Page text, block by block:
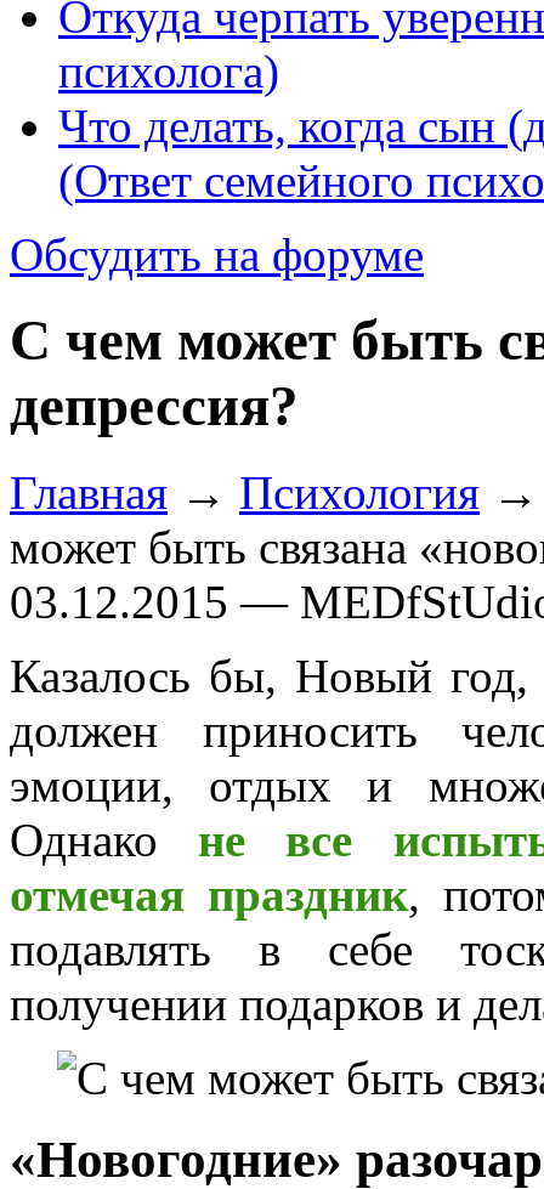
Откуда черпать
психолога)
Что делать, когда сын
(Ответ семейного
Обсудить на форуме
С чем может быть
депрессия?
Главная → Психология
может быть связана
03.12.2015 —
Казалось бы, Новый
должен приносить
эмоции, отдых и
Однако не все
отмечая праздник,
подавлять в себе
получении подарков и
«Новогодние»